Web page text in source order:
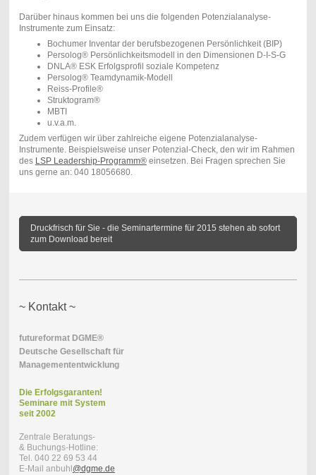
Darüber hinaus kommen bei uns die folgenden Potenzialanalyse-
Instrumente zum Einsatz:
Bochumer Inventar der berufsbezogenen Persönlichkeit (BIP)
Persolog® Persönlichkeitsmodell in den Dimensionen D-I-S-G
DNLA® ESK Erfolgsprofil soziale Kompetenz
Persolog® Teamdynamik-Modell
Reiss-Profile®
Struktogram®
MBTI
u.v.a.m.
Zudem verfügen wir über zahlreiche eigene Potenzialanalyse-
Instrumente. Beispielsweise unser Potenzial-Check, den wir im Rahmen
des LSP Leadership-Programm®einsetzen. Bei Fragen sprechen Sie
uns gerne an: 040 18056680.
Druckfrisch für Sie - die Seminartermine für 2015 stehen ab sofort
zum Download bereit
~ Kontakt ~
futureformat DGME®
Deutsche Gesellschaft für
Managemententwicklung
Die Erfolgsgaranten!
Seminare mit System
seit 2002
Zentrale Beratungs-
& Buchungs-Hotline:
Tel. 040 22 69 53 44
E-Mail anbuhl @dgme.de